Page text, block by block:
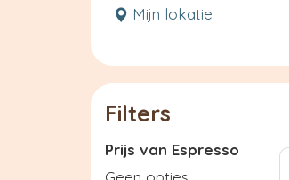
Mijn lokatie
Filters
Prijs van Espresso